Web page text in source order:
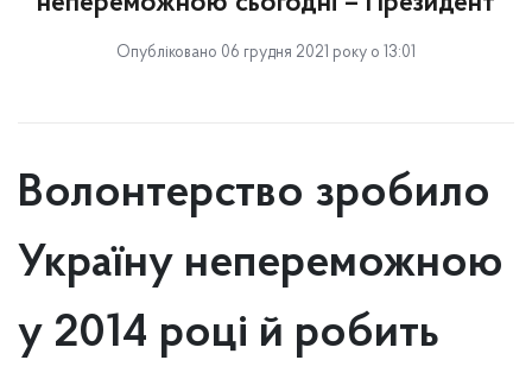
Опубліковано 06 грудня 2021 року о 13:01
Волонтерство зробило
Україну непереможною
у 2014 році й робить